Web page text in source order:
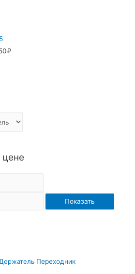
цене
Показать
Держатель Переходник
₽